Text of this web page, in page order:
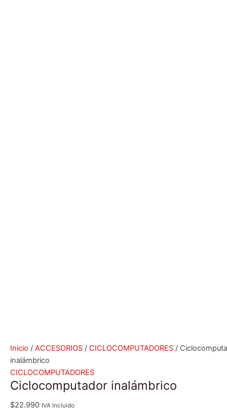
Inicio / ACCESORIOS / CICLOCOMPUTADORES /
inalámbrico
CICLOCOMPUTADORES
Ciclocomputador inalámbrico
$22.990 IVA Incluido